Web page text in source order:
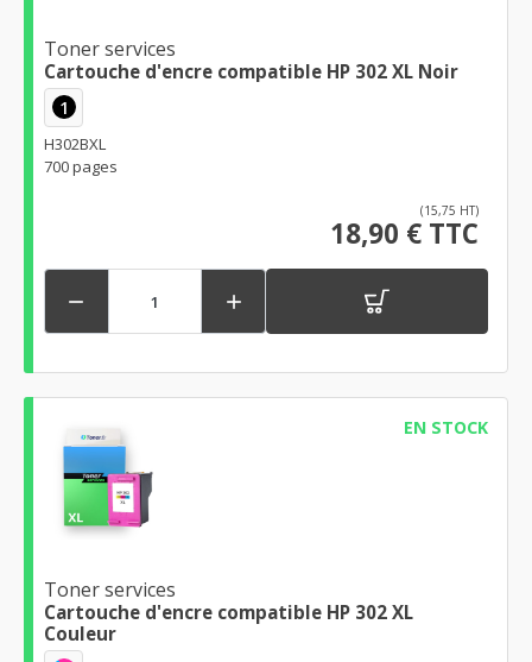
Toner services
Cartouche d'encre compatible HP 302 XL Noir
1
H302BXL
700 pages
(15,75 HT)
18,90 € TTC
 
EN STOCK
Toner services
Cartouche d'encre compatible HP 302 XL
Couleur